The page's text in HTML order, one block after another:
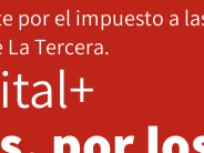
por el impuesto a
Tercera.